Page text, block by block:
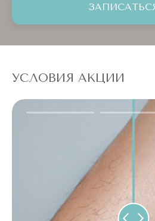
УСЛОВИЯ АКЦИИ